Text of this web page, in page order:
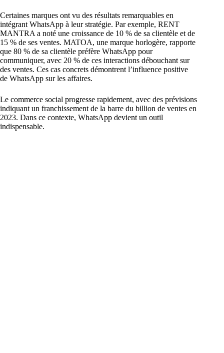
Certaines marques ont vu des résultats remarquables en
intégrant WhatsApp à leur stratégie. Par exemple, RENT
MANTRA a noté une croissance de 10 % de sa clientèle et de
15 % de ses ventes. MATOA, une marque horlogère, rapporte
que 80 % de sa clientèle préfère WhatsApp pour
communiquer, avec 20 % de ces interactions débouchant sur
des ventes. Ces cas concrets démontrent l’influence positive
de WhatsApp sur les affaires.
Le commerce social progresse rapidement, avec des prévisions
indiquant un franchissement de la barre du billion de ventes en
2023. Dans ce contexte, WhatsApp devient un outil
indispensable.